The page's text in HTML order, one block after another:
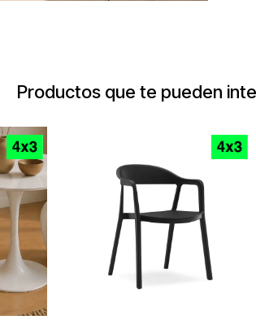
Productos que te pueden